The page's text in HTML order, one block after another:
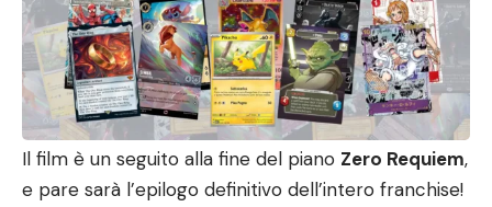
Il film è un seguito alla fine del piano Zero Requiem,
e pare sarà l’epilogo definitivo dell’intero franchise!